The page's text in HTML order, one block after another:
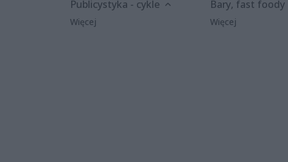
Publicystyka - cykle
Więcej
Bary, fast foody
Więcej